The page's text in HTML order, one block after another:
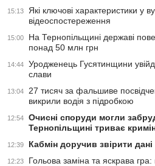
15:13
Які ключові характеристики у
відеоспостереження
15:00
На Тернопільщині державі
понад 50 млн грн
14:44
Уродженець Гусятинщини
слави
13:04
27 тисяч за фальшиве
викрили водія з підробкою
12:54
Очисні споруди могли
Тернопільщині триває
12:39 Кабмін доручив звірити дані
12:23
Гольова заміна та яскрава